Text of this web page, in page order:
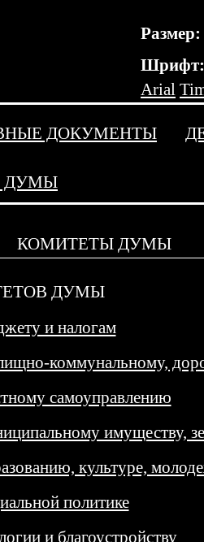
Размер:
Шрифт:
Arial
ДОКУМЕНТЫ
ДУМЫ
КОМИТЕТЫ ДУМЫ
ДУМЫ
и налогам
коммунальному,
самоуправлению
имуществу,
культуре,
политике
и благоустройству